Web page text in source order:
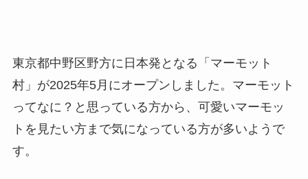
東京都中野区野方に日本発となる「マーモット
村」が2025年5月にオープンしました。マーモット
ってなに？と思っている方から、可愛いマーモッ
トを見たい方まで気になっている方が多いようで
す。